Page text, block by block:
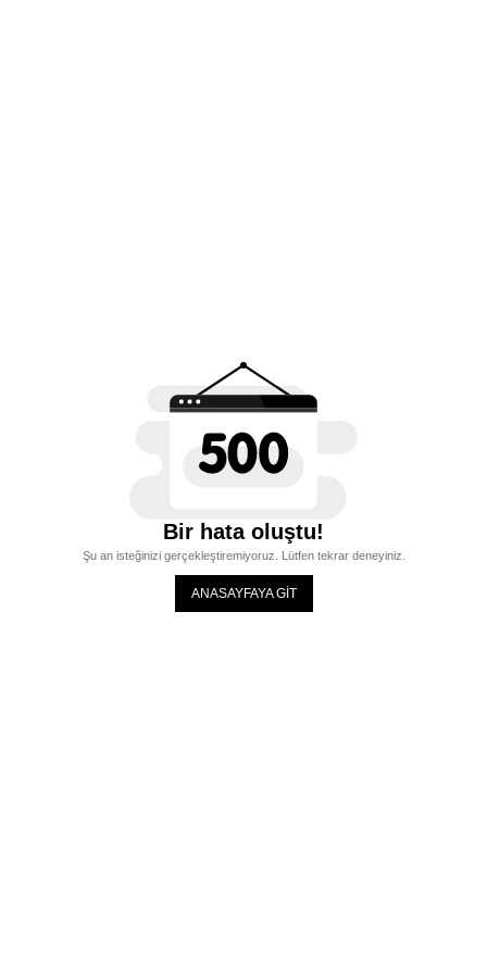
Bir hata oluştu!
Şu an isteğinizi gerçekleştiremiyoruz. Lütfen tekrar deneyiniz.
ANASAYFAYA GİT